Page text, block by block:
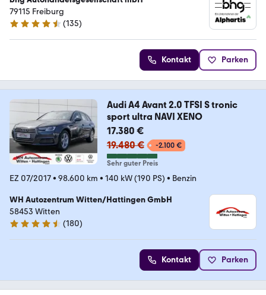
79115 Freiburg
4.6 Sterne
(135)
Kontakt Parken
Audi A4 Avant 2.0 TFSI S tronic
sport ultra NAVI XENO
17.380 €
19.480 €
-2.100 €
Sehr guter Preis
EZ 07/2017• 98.600 km • 140 kW (190 PS) • Benzin
WH Autozentrum Witten/Hattingen GmbH
58453 Witten
4.3 Sterne
(180)
Kontakt Parken